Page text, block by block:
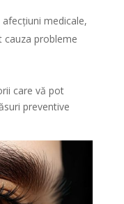
medicale,
cauza probleme
care vă pot
preventive